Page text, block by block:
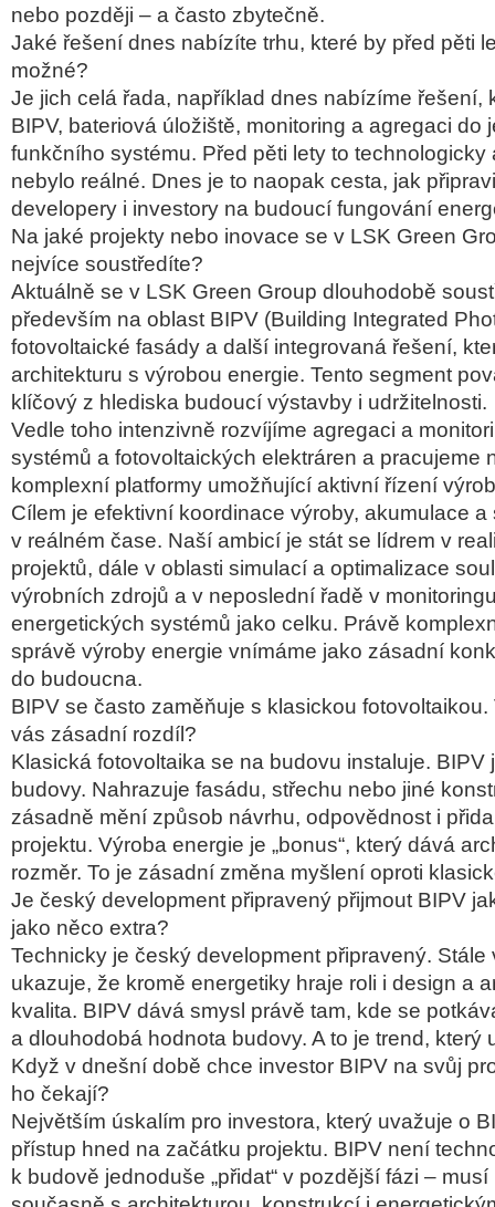
nebo později – a často zbytečně.
Jaké řešení dnes nabízíte trhu, které by před pěti
možné?
Je jich celá řada, například dnes nabízíme řešení,
BIPV, bateriová úložiště, monitoring a agregaci do
funkčního systému. Před pěti lety to technologicky
nebylo reálné. Dnes je to naopak cesta, jak
developery i investory na budoucí fungování
Na jaké projekty nebo inovace se v LSK Green
nejvíce soustředíte?
Aktuálně se v LSK Green Group dlouhodobě
především na oblast BIPV (Building Integrated
fotovoltaické fasády a další integrovaná řešení,
architekturu s výrobou energie. Tento segment
klíčový z hlediska budoucí výstavby i udržitelnosti.
Vedle toho intenzivně rozvíjíme agregaci a
systémů a fotovoltaických elektráren a pracujeme
komplexní platformy umožňující aktivní řízení
Cílem je efektivní koordinace výroby, akumulace
v reálném čase. Naší ambicí je stát se lídrem v
projektů, dále v oblasti simulací a optimalizace
výrobních zdrojů a v neposlední řadě v
energetických systémů jako celku. Právě
správě výroby energie vnímáme jako zásadní
do budoucna.
BIPV se často zaměňuje s klasickou
vás zásadní rozdíl?
Klasická fotovoltaika se na budovu instaluje. BIPV
budovy. Nahrazuje fasádu, střechu nebo jiné
zásadně mění způsob návrhu, odpovědnost i
projektu. Výroba energie je „bonus“, který dává
rozměr. To je zásadní změna myšlení oproti
Je český development připravený přijmout BIPV
jako něco extra?
Technicky je český development připravený. Stále
ukazuje, že kromě energetiky hraje roli i design a
kvalita. BIPV dává smysl právě tam, kde se
a dlouhodobá hodnota budovy. A to je trend, který
Když v dnešní době chce investor BIPV na svůj
ho čekají?
Největším úskalím pro investora, který uvažuje o
přístup hned na začátku projektu. BIPV není
k budově jednoduše „přidat“ v pozdější fázi –